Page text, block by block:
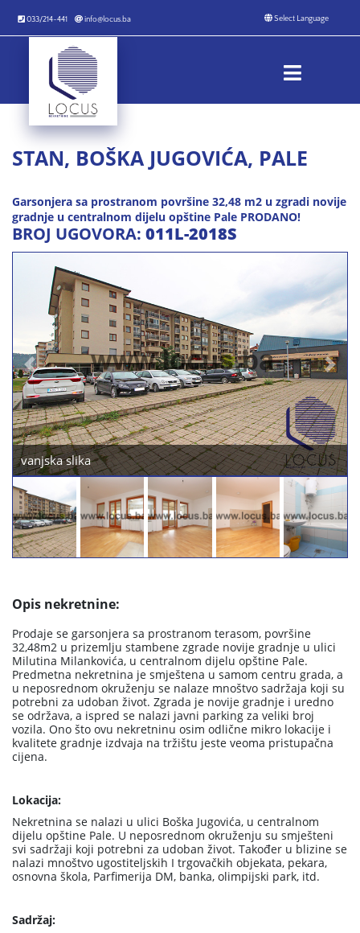
033/214-441 info@locus.ba
STAN, BOŠKA JUGOVIĆA, PALE
Garsonjera sa prostranom površine 32,48 m2 u zgradi novije
gradnje u centralnom dijelu opštine Pale PRODANO!
BROJ UGOVORA: 011L-2018S
soba sl 1
Previous Next
Opis nekretnine:
Prodaje se garsonjera sa prostranom terasom, površine
32,48m2 u prizemlju stambene zgrade novije gradnje u ulici
Milutina Milankovića, u centralnom dijelu opštine Pale.
Predmetna nekretnina je smještena u samom centru grada, a
u neposrednom okruženju se nalaze mnoštvo sadržaja koji su
potrebni za udoban život. Zgrada je novije gradnje i uredno
se održava, a ispred se nalazi javni parking za veliki broj
vozila. Ono što ovu nekretninu osim odlične mikro lokacije i
kvalitete gradnje izdvaja na tržištu jeste veoma pristupačna
cijena.
Lokacija:
Nekretnina se nalazi u ulici Boška Jugovića, u centralnom
dijelu opštine Pale. U neposrednom okruženju su smješteni
svi sadržaji koji potrebni za udoban život. Također u blizine se
nalazi mnoštvo ugostiteljskih I trgovačkih objekata, pekara,
osnovna škola, Parfimerija DM, banka, olimpijski park, itd.
Sadržaj: